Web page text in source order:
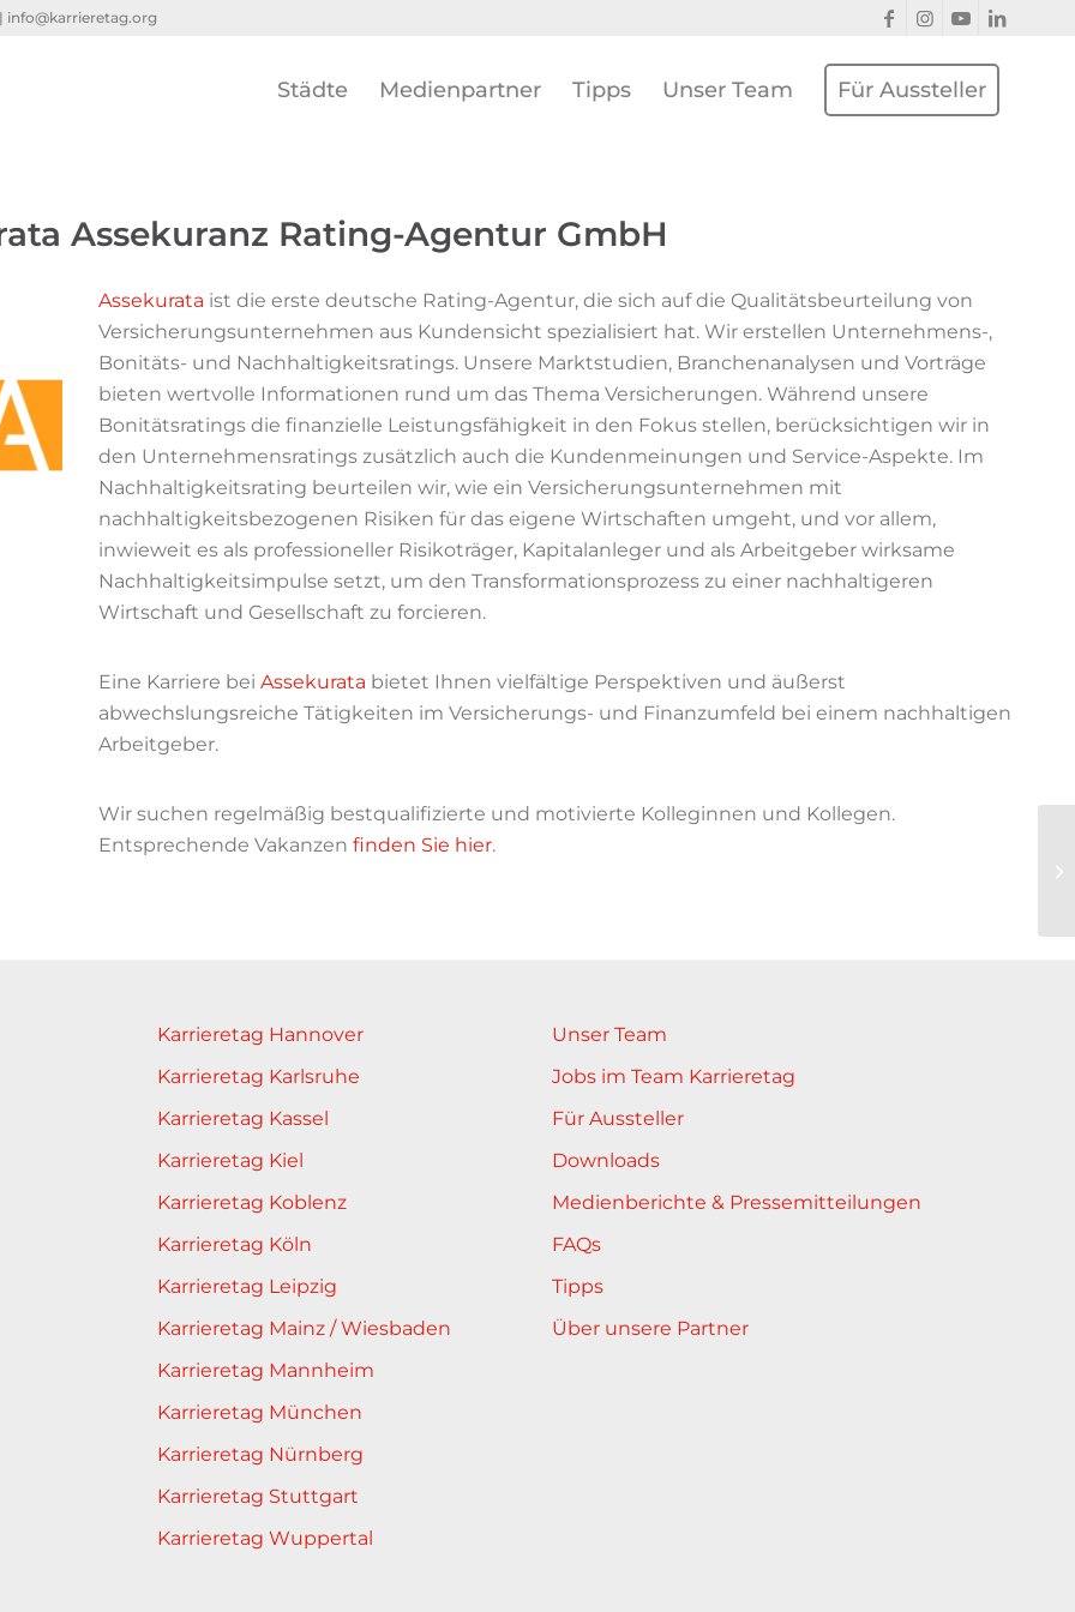
info@karrieretag.org
Städte Medienpartner Tipps Unser Team Für Aussteller
Assekuranz Rating-Agentur GmbH
Assekurata ist die erste deutsche Rating-Agentur, die sich auf die Qualitätsbeurteilung von
Versicherungsunternehmen aus Kundensicht spezialisiert hat. Wir erstellen Unternehmens-,
Bonitäts- und Nachhaltigkeitsratings. Unsere Marktstudien, Branchenanalysen und Vorträge
bieten wertvolle Informationen rund um das Thema Versicherungen. Während unsere
Bonitätsratings die finanzielle Leistungsfähigkeit in den Fokus stellen, berücksichtigen wir in
den Unternehmensratings zusätzlich auch die Kundenmeinungen und Service-Aspekte. Im
Nachhaltigkeitsrating beurteilen wir, wie ein Versicherungsunternehmen mit
nachhaltigkeitsbezogenen Risiken für das eigene Wirtschaften umgeht, und vor allem,
inwieweit es als professioneller Risikoträger, Kapitalanleger und als Arbeitgeber wirksame
Nachhaltigkeitsimpulse setzt, um den Transformationsprozess zu einer nachhaltigeren
Wirtschaft und Gesellschaft zu forcieren.
Eine Karriere bei Assekurata bietet Ihnen vielfältige Perspektiven und äußerst
abwechslungsreiche Tätigkeiten im Versicherungs- und Finanzumfeld bei einem nachhaltigen
Arbeitgeber.
Wir suchen regelmäßig bestqualifizierte und motivierte Kolleginnen und Kollegen.
Entsprechende Vakanzen finden Sie hier.
Karrieretag Hannover
Karrieretag Karlsruhe
Karrieretag Kassel
Karrieretag Kiel
Karrieretag Koblenz
Karrieretag Köln
Karrieretag Leipzig
Karrieretag Mainz / Wiesbaden
Karrieretag Mannheim
Karrieretag München
Karrieretag Nürnberg
Karrieretag Stuttgart
Karrieretag Wuppertal
Unser Team
Jobs im Team Karrieretag
Für Aussteller
Downloads
Medienberichte & Pressemitteilungen
FAQs
Tipps
Über unsere Partner